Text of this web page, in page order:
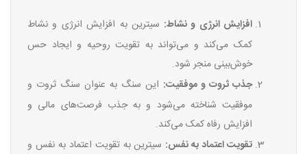
افزایش انرژی و نشاط: سیترین به افزایش انرژی و نشاط
کمک می‌کند و می‌تواند به تقویت روحیه و ایجاد حس
خوش‌بینی منجر شود.
جذب ثروت و موفقیت: این سنگ به عنوان سنگ ثروت و
موفقیت شناخته می‌شود و به جذب فرصت‌های مالی و
افزایش رفاه کمک می‌کند.
تقویت اعتماد به نفس: سیترین به تقویت اعتماد به نفس و